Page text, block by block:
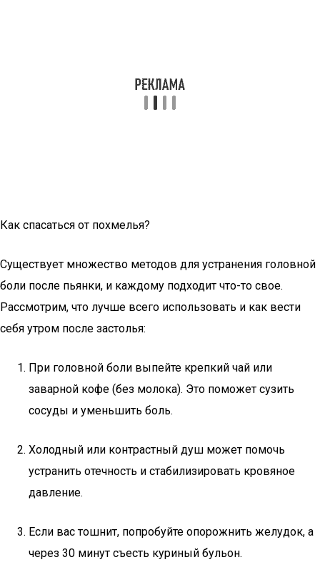
Как спасаться от похмелья?
Существует множество методов для устранения головной
боли после пьянки, и каждому подходит что-то свое.
Рассмотрим, что лучше всего использовать и как вести
себя утром после застолья:
При головной боли выпейте крепкий чай или
заварной кофе (без молока). Это поможет сузить
сосуды и уменьшить боль.
Холодный или контрастный душ может помочь
устранить отечность и стабилизировать кровяное
давление.
Если вас тошнит, попробуйте опорожнить желудок, а
через 30 минут съесть куриный бульон.